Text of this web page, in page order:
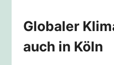
Globaler
auch in Köln